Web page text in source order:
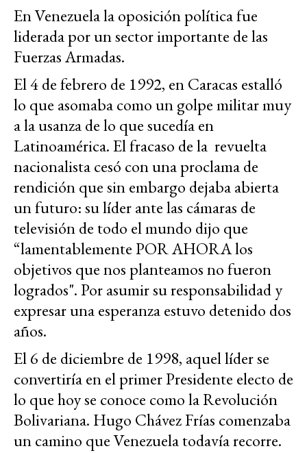
En Venezuela la oposición política fue
liderada por un sector importante de las
Fuerzas Armadas.
El 4 de febrero de 1992, en Caracas estalló
lo que asomaba como un golpe militar muy
a la usanza de lo que sucedía en
Latinoamérica. El fracaso de la revuelta
nacionalista cesó con una proclama de
rendición que sin embargo dejaba abierta
un futuro: su líder ante las cámaras de
televisión de todo el mundo dijo que
“lamentablemente POR AHORA los
objetivos que nos planteamos no fueron
logrados". Por asumir su responsabilidad y
expresar una esperanza estuvo detenido dos
años.
El 6 de diciembre de 1998, aquel líder se
convertiría en el primer Presidente electo de
lo que hoy se conoce como la Revolución
Bolivariana. Hugo Chávez Frías comenzaba
un camino que Venezuela todavía recorre.